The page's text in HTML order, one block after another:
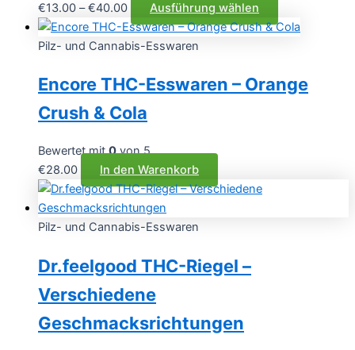
€13.00 –€40.00Preisspanne:
€13.00
bis
Ausführung wählen
Produkt
Varianten
Pilz- und Cannabis-Esswaren
Encore THC-Esswaren – Orange
Crush & Cola
Bewertet mit0von 5
€28.00 In den Warenkorb
Pilz- und Cannabis-Esswaren
Dr.feelgood THC-Riegel –
Verschiedene
Geschmacksrichtungen